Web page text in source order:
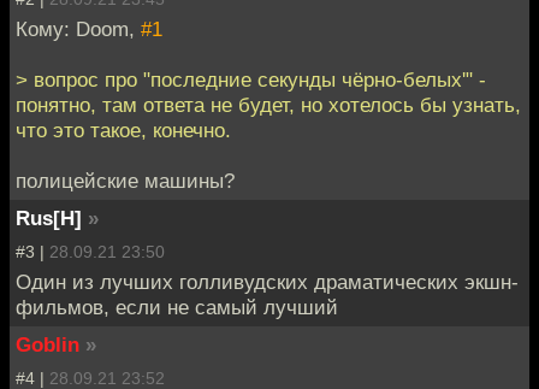
Кому: Doom, #1
> вопрос про "последние секунды чёрно-белых'" -
понятно, там ответа не будет, но хотелось бы узнать,
что это такое, конечно.
полицейские машины?
Rus[H] »
#3 | 28.09.21 23:50
Один из лучших голливудских драматических экшн-
фильмов, если не самый лучший
Goblin »
#4 | 28.09.21 23:52